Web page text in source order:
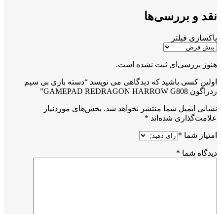
نقد و بررسی‌ها
پاکسازی فیلتر
هنوز بررسی‌ای ثبت نشده است.
اولین کسی باشید که دیدگاهی می نویسد “دسته بازی بی سیم
ردراگون GAMEPAD REDRAGON HARROW G808”
نشانی ایمیل شما منتشر نخواهد شد. بخش‌های موردنیاز
علامت‌گذاری شده‌اند *
امتیاز شما *
دیدگاه شما *